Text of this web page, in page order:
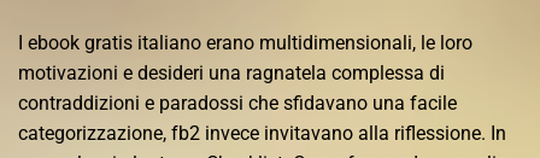
I ebook gratis italiano erano multidimensionali, le loro
motivazioni e desideri una ragnatela complessa di
contraddizioni e paradossi che sfidavano una facile
categorizzazione, fb2 invece invitavano alla riflessione. In